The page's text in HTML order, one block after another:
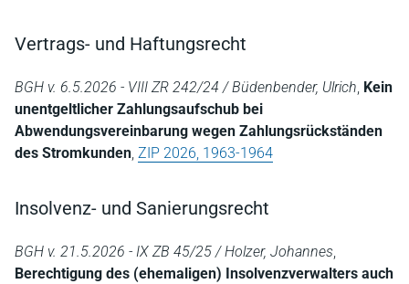
Vertrags- und Haftungsrecht
BGH v. 6.5.2026 - VIII ZR 242/24 / Büdenbender, Ulrich, Kein
unentgeltlicher Zahlungsaufschub bei
Abwendungsvereinbarung wegen Zahlungsrückständen
des Stromkunden, ZIP 2026, 1963-1964
Insolvenz- und Sanierungsrecht
BGH v. 21.5.2026 - IX ZB 45/25 / Holzer, Johannes,
Berechtigung des (ehemaligen) Insolvenzverwalters auch